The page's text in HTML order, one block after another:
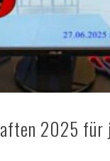
2025 für